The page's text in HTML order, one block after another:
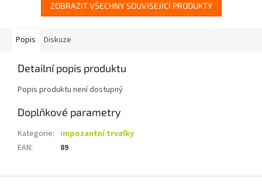
ZOBRAZIT VŠECHNY SOUVISEJÍCÍ PRODUKTY
Popis Diskuze
Detailní popis produktu
Popis produktu není dostupný
Doplňkové parametry
Kategorie: impozantní trvalky
EAN: 89